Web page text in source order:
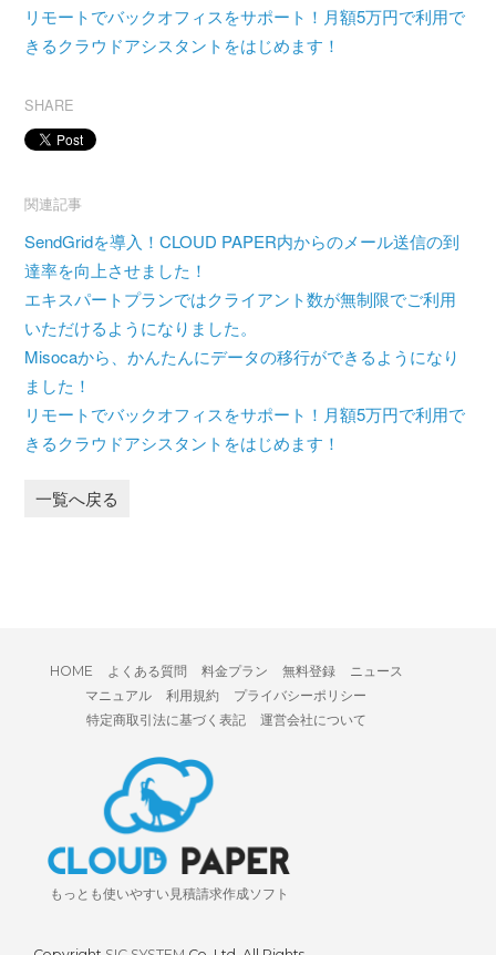
リモートでバックオフィスをサポート！月額5万円で利用で
きるクラウドアシスタントをはじめます！
SHARE
関連記事
SendGridを導入！CLOUD PAPER内からのメール送信の到
達率を向上させました！
エキスパートプランではクライアント数が無制限でご利用
いただけるようになりました。
Misocaから、かんたんにデータの移行ができるようになり
ました！
リモートでバックオフィスをサポート！月額5万円で利用で
きるクラウドアシスタントをはじめます！
一覧へ戻る
HOME よくある質問 料金プラン 無料登録
ニュース
マニュアル
利用規約
プライバシーポリシー
特定商取引法に基づく表記
運営会社について
もっとも使いやすい見積請求作成ソフト